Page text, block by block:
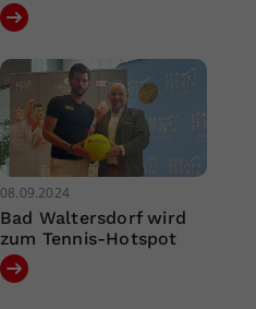
08.09.2024
Bad Waltersdorf wird
zum Tennis-Hotspot